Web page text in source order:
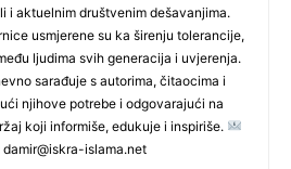
i aktuelnim društvenim dešavanjima.
usmjerene su ka širenju tolerancije,
ljudima svih generacija i uvjerenja.
sarađuje s autorima, čitaocima i
njihove potrebe i odgovarajući na
koji informiše, edukuje i inspiriše.
damir@iskra-islama.net